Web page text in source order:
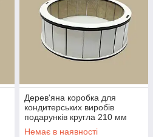
Дерев'яна коробка для
кондитерських виробів
подарунків кругла 210 мм
Немає в наявності